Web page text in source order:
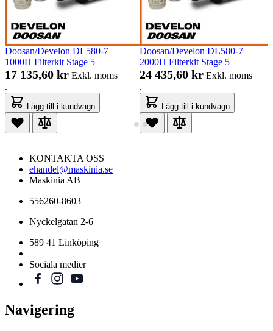
Doosan/Develon DL580-7
1000H Filterkit Stage 5
17 135,60 kr Exkl. moms
.
Lägg till i kundvagn
Doosan/Develon DL580-7
2000H Filterkit Stage 5
24 435,60 kr Exkl. moms
.
Lägg till i kundvagn
KONTAKTA OSS
ehandel@maskinia.se
Maskinia AB
556260-8603
Nyckelgatan 2-6
589 41 Linköping
Sociala medier
Navigering